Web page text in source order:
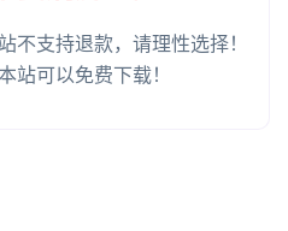
不支持退款，请理性选择！
站可以免费下载！